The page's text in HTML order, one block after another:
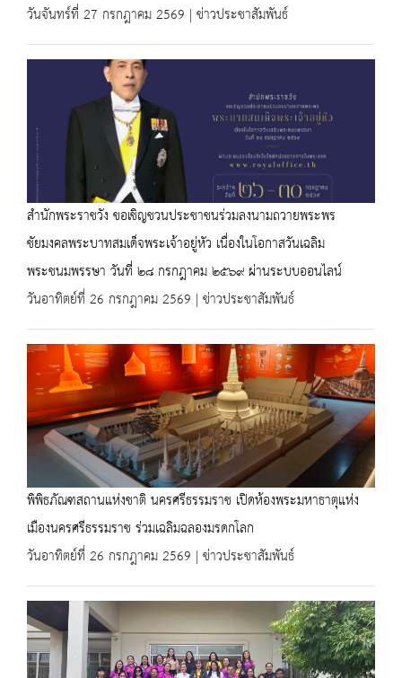
วันจันทร์ที่ 27 กรกฎาคม 2569 | ข่าวประชาสัมพันธ์
สำนักพระราชวัง ขอเชิญชวนประชาชนร่วมลงนามถวายพระพร
ชัยมงคลพระบาทสมเด็จพระเจ้าอยู่หัว เนื่องในโอกาสวันเฉลิม
พระชนมพรรษา วันที่ ๒๘ กรกฎาคม ๒๕๖๙ ผ่านระบบออนไลน์
วันอาทิตย์ที่ 26 กรกฎาคม 2569 | ข่าวประชาสัมพันธ์
พิพิธภัณฑสถานแห่งชาติ นครศรีธรรมราช เปิดห้องพระมหาธาตุแห่ง
เมืองนครศรีธรรมราช ร่วมเฉลิมฉลองมรดกโลก
วันอาทิตย์ที่ 26 กรกฎาคม 2569 | ข่าวประชาสัมพันธ์